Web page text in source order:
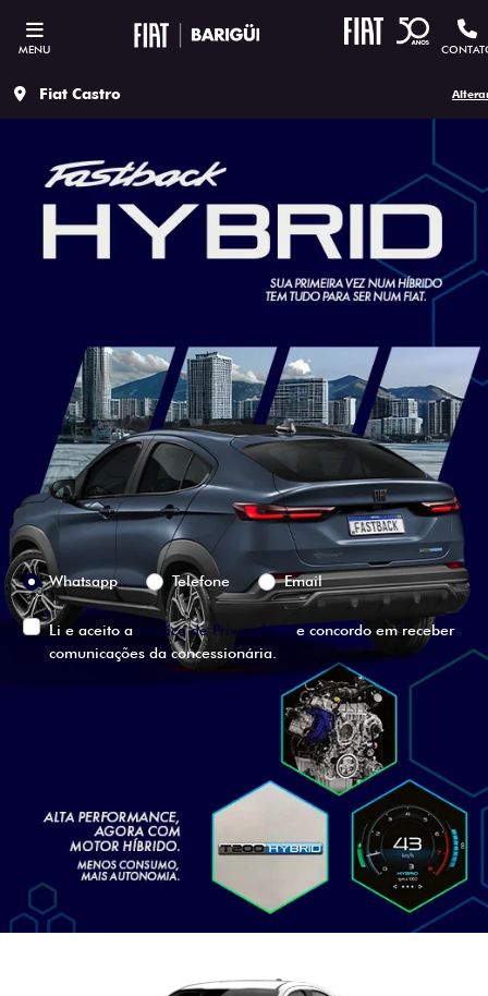
MENU
Fiat Castro
ESTOU INTERESSADO
Versão escolhida
Preferência de contato:
Whatsapp
Telefone Email
Li e aceito a Política de Privacidade
e concordo em receber
comunicações da concessionária.
ENTRAR EM CONTATO
VISUALIZE O
VEÍCULO EM
360°